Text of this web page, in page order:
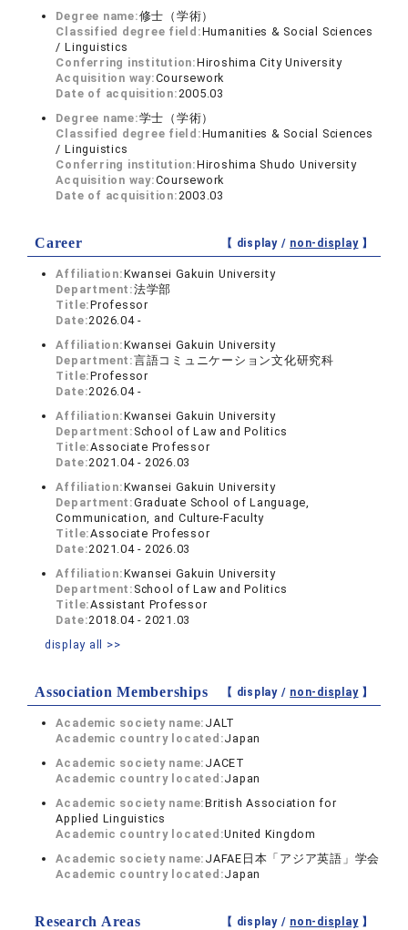
Degree name:修士（学術）
Classified degree field:Humanities & Social Sciences
/ Linguistics
Conferring institution:Hiroshima City University
Acquisition way:Coursework
Date of acquisition:2005.03
Degree name:学士（学術）
Classified degree field:Humanities & Social Sciences
/ Linguistics
Conferring institution:Hiroshima Shudo University
Acquisition way:Coursework
Date of acquisition:2003.03
Career 【 display / non-display】
Affiliation:Kwansei Gakuin University
Department:法学部
Title:Professor
Date:2026.04 -
Affiliation:Kwansei Gakuin University
Department:言語コミュニケーション文化研究科
Title:Professor
Date:2026.04 -
Affiliation:Kwansei Gakuin University
Department: School of Law and Politics
Title:Associate Professor
Date:2021.04 - 2026.03
Affiliation:Kwansei Gakuin University
Department:Graduate School of Language,
Communication, and Culture-Faculty
Title:Associate Professor
Date:2021.04 - 2026.03
Affiliation:Kwansei Gakuin University
Department: School of Law and Politics
Title:Assistant Professor
Date:2018.04 - 2021.03
display all >>
Association Memberships 【 display / non-display】
Academic society name: JALT
Academic country located:Japan
Academic society name: JACET
Academic country located:Japan
Academic society name:British Association for
Applied Linguistics
Academic country located:United Kingdom
Academic society name: JAFAE日本「アジア英語」学会
Academic country located:Japan
Research Areas 【 display / non-display】